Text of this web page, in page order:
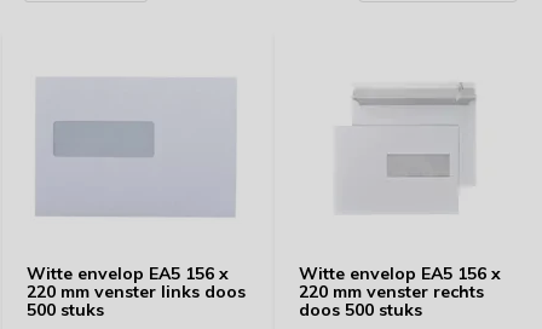
Witte envelop EA5 156 x
220 mm venster links doos
500 stuks
Witte envelop EA5 156 x
220 mm venster rechts
doos 500 stuks